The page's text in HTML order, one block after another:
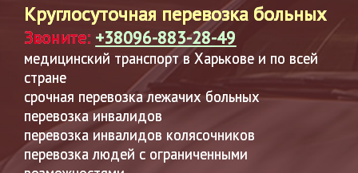
Круглосуточная перевозка больных
Звоните: +38096-883-28-49
медицинский транспорт в Харькове и по всей
стране
срочная перевозка лежачих больных
перевозка инвалидов
перевозка инвалидов колясочников
перевозка людей с ограниченными